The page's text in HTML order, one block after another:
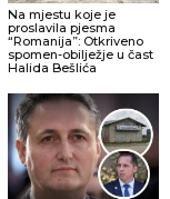
Na mjestu koje je
proslavila pjesma
“Romanija”: Otkriveno
spomen-obilježje u čast
Halida Bešlića